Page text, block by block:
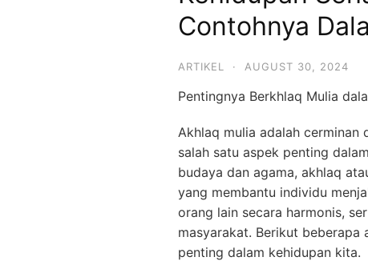
Contohnya
ARTIKEL · AUGUST 30, 2024
Pentingnya Berkhlaq Mulia
Akhlaq mulia adalah cerminan
salah satu aspek penting
budaya dan agama, akhlaq
yang membantu individu
orang lain secara harmonis,
masyarakat. Berikut beberapa
penting dalam kehidupan kita.